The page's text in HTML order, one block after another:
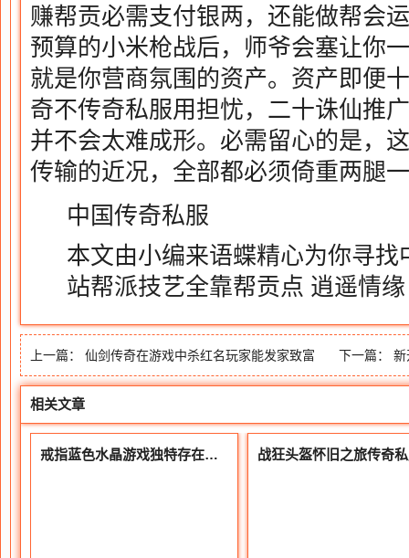
赚帮贡必需支付银两，还能做帮会
预算的小米枪战后，师爷会塞让你
就是你营商氛围的资产。资产即便
奇不传奇私服用担忧，二十诛仙推
并不会太难成形。必需留心的是，
传输的近况，全部都必须倚重两腿
中国传奇私服
本文由小编来语蝶精心为你寻
站帮派技艺全靠帮贡点 逍遥情缘
上一篇： 仙剑传奇在游戏中杀红名玩家能发家致富 下一篇： 新
相关文章
戒指蓝色水晶游戏独特存在思考